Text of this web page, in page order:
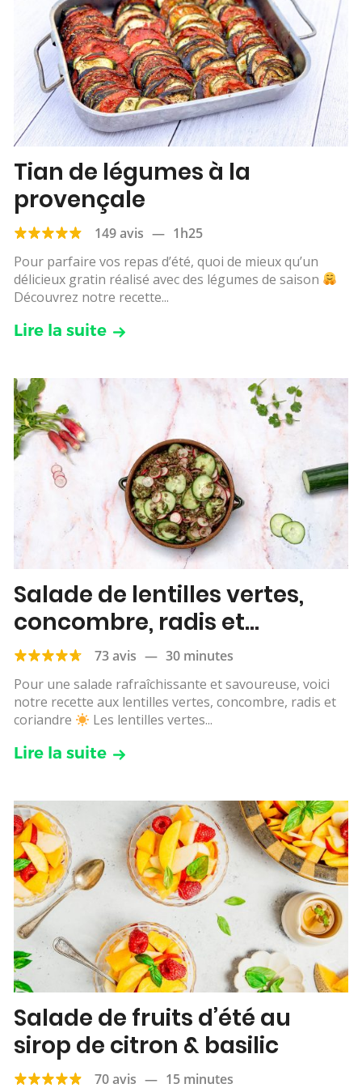
Tian de légumes à la
provençale
149 avis — 1h25
Pour parfaire vos repas d’été, quoi de mieux qu’un
délicieux gratin réalisé avec des légumes de saison
Découvrez notre recette...
Lire la suite
Salade de lentilles vertes,
concombre, radis et
coriandre
73 avis — 30 minutes
Pour une salade rafraîchissante et savoureuse, voici
notre recette aux lentilles vertes, concombre, radis et
coriandre
Les lentilles vertes...
Lire la suite
Salade de fruits d’été au
sirop de citron & basilic
70 avis — 15 minutes